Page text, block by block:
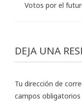
Votos por el
DEJA UNA
Tu dirección de
campos